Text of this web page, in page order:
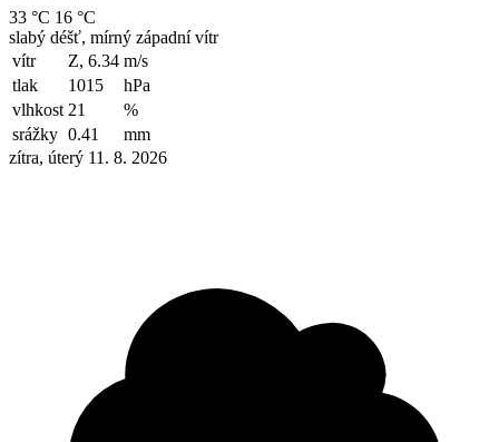
33 °C 16 °C
slabý déšť, mírný západní vítr
vítr
Z, 6.34 m/s
tlak
1015
hPa
vlhkost 21
%
srážky 0.41
mm
zítra, úterý 11. 8. 2026